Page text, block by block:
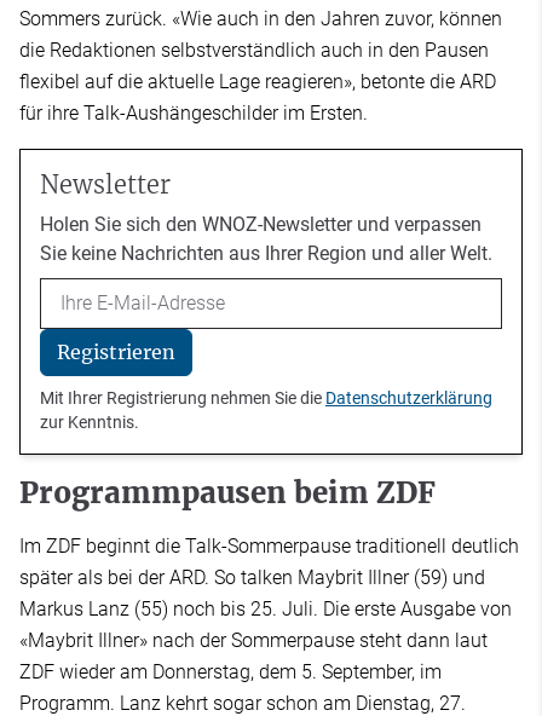
Sommers zurück. «Wie auch in den Jahren zuvor, können
die Redaktionen selbstverständlich auch in den Pausen
flexibel auf die aktuelle Lage reagieren», betonte die ARD
für ihre Talk-Aushängeschilder im Ersten.
Newsletter
Holen Sie sich den WNOZ-Newsletter und verpassen
Sie keine Nachrichten aus Ihrer Region und aller Welt.
Email
Registrieren
Mit Ihrer Registrierung nehmen Sie die Datenschutzerklärung
zur Kenntnis.
Programmpausen beim ZDF
Im ZDF beginnt die Talk-Sommerpause traditionell deutlich
später als bei der ARD. So talken Maybrit Illner (59) und
Markus Lanz (55) noch bis 25. Juli. Die erste Ausgabe von
«Maybrit Illner» nach der Sommerpause steht dann laut
ZDF wieder am Donnerstag, dem 5. September, im
Programm. Lanz kehrt sogar schon am Dienstag, 27.